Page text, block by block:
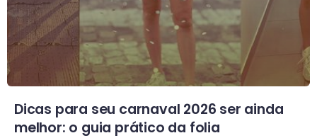
Dicas para seu carnaval 2026 ser ainda
melhor: o guia prático da folia